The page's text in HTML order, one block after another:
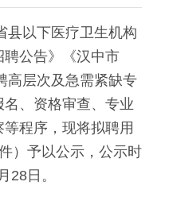
县以下医疗卫生机构
公告》《汉中市
高层次及急需紧缺专
、资格审查、专业
程序，现将拟聘用
）予以公示，公示时
28日。